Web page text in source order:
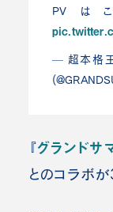
PVは
— 超本格王
『グランドサ
とのコラボ